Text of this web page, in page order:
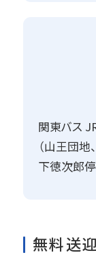
関東バス
（山王団地
下徳次郎
無料送